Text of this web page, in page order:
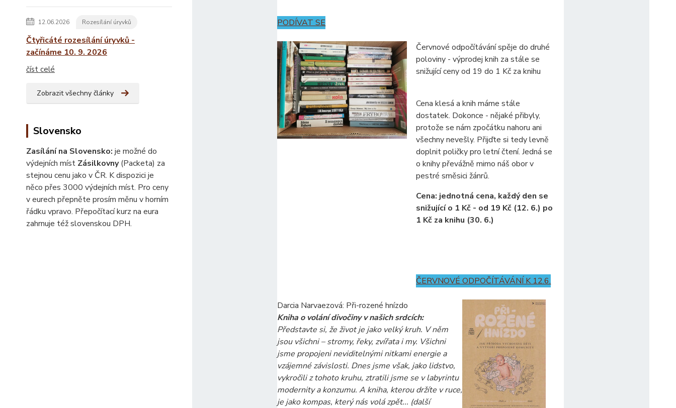
12.06.2026 Rozesílání úryvků
Čtyřicáté rozesílání úryvků -
začínáme 10. 9. 2026
číst celé
Zobrazit všechny články
Slovensko
Zasílání na Slovensko: je možné do
výdejních míst Zásilkovny(Packeta) za
stejnou cenu jako v ČR. K dispozici je
něco přes 3000 výdejních míst. Pro ceny
v eurech přepněte prosím měnu v horním
řádku vpravo. Přepočítací kurz na eura
zahrnuje též slovenskou DPH.
PODÍVAT SE
Červnové odpočítávání spěje do druhé
poloviny - výprodej knih za stále se
snižující ceny od 19 do 1 Kč za knihu
Cena klesá a knih máme stále
dostatek. Dokonce - nějaké přibyly,
protože se nám zpočátku nahoru ani
všechny nevešly. Přijďte si tedy levně
doplnit poličky pro letní čtení. Jedná se
o knihy převážně mimo náš obor v
pestré směsici žánrů.
Cena: jednotná cena, každý den se
snižující o 1 Kč - od 19 Kč (12. 6.) po
1 Kč za knihu (30. 6.)
ČERVNOVÉ ODPOČÍTÁVÁNÍ K 12.6.
Darcia Narvaezová: Při-rozené hnízdo
Kniha o volání divočiny v našich srdcích:
Představte si, že život je jako velký kruh. V něm
jsou všichni – stromy, řeky, zvířata i my. Všichni
jsme propojeni neviditelnými nitkami energie a
vzájemné závislosti. Dnes jsme však, jako lidstvo,
vykročili z tohoto kruhu, ztratili jsme se v labyrintu
modernity a konzumu. A kniha, kterou držíte v ruce,
je jako kompas, který nás volá zpět... (další